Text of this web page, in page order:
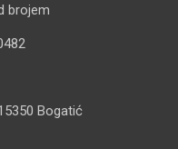
brojem
Bogatić